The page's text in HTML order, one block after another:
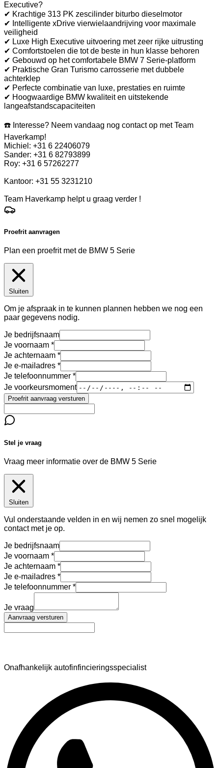
Executive?
✔ Krachtige 313 PK zescilinder biturbo dieselmotor
✔ Intelligente xDrive vierwielaandrijving voor maximale
veiligheid
✔ Luxe High Executive uitvoering met zeer rijke uitrusting
✔ Comfortstoelen die tot de beste in hun klasse behoren
✔ Gebouwd op het comfortabele BMW 7 Serie-platform
✔ Praktische Gran Turismo carrosserie met dubbele
achterklep
✔ Perfecte combinatie van luxe, prestaties en ruimte
✔ Hoogwaardige BMW kwaliteit en uitstekende
langeafstandscapaciteiten
☎️ Interesse? Neem vandaag nog contact op met Team
Haverkamp!
Michiel: +31 6 22406079
Sander: +31 6 82793899
Roy: +31 6 57262277
Kantoor: +31 55 3231210
Team Haverkamp helpt u graag verder !
Proefrit aanvragen
Plan een proefrit met de BMW 5 Serie
Sluiten
Om je afspraak in te kunnen plannen hebben we nog een
paar gegevens nodig.
Je bedrijfsnaam
Je voornaam
Je achternaam
Je e-mailadres
Je telefoonnummer
Je voorkeursmoment
Proefrit aanvraag versturen
Stel je vraag
Vraag meer informatie over de BMW 5 Serie
Sluiten
Vul onderstaande velden in en wij nemen zo snel mogelijk
contact met je op.
Je bedrijfsnaam
Je voornaam
Je achternaam
Je e-mailadres
Je telefoonnummer
Je vraag
Aanvraag versturen
Onafhankelijk autofinfincieringsspecialist